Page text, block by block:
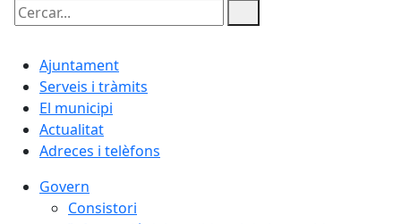
Cercar:
Ajuntament
Serveis i tràmits
El municipi
Actualitat
Adreces i telèfons
Govern
Consistori